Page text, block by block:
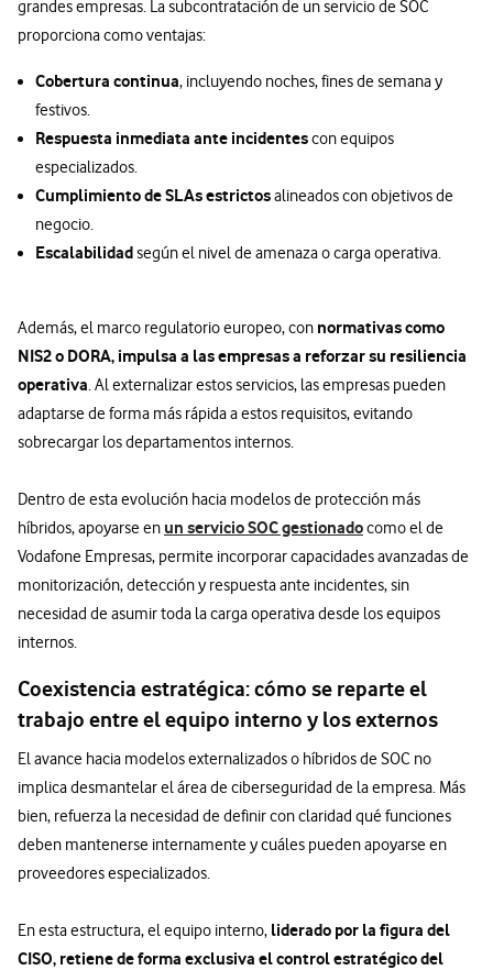
grandes empresas. La subcontratación de un servicio de SOC
proporciona como ventajas:
Cobertura continua, incluyendo noches, fines de semana y
festivos.
Respuesta inmediata ante incidentescon equipos
especializados.
Cumplimiento de SLAs estrictosalineados con objetivos de
negocio.
Escalabilidadsegún el nivel de amenaza o carga operativa.
Además, el marco regulatorio europeo, con normativas como
NIS2 o DORA, impulsa a las empresas a reforzar su resiliencia
operativa. Al externalizar estos servicios, las empresas pueden
adaptarse de forma más rápida a estos requisitos, evitando
sobrecargar los departamentos internos.
Dentro de esta evolución hacia modelos de protección más
híbridos, apoyarse en un servicio SOC gestionadocomo el de
Vodafone Empresas, permite incorporar capacidades avanzadas de
monitorización, detección y respuesta ante incidentes, sin
necesidad de asumir toda la carga operativa desde los equipos
internos.
Coexistencia estratégica: cómo se reparte el
trabajo entre el equipo interno y los externos
El avance hacia modelos externalizados o híbridos de SOC no
implica desmantelar el área de ciberseguridad de la empresa. Más
bien, refuerza la necesidad de definir con claridad qué funciones
deben mantenerse internamente y cuáles pueden apoyarse en
proveedores especializados.
En esta estructura, el equipo interno, liderado por la figura del
CISO, retiene de forma exclusiva el control estratégico del